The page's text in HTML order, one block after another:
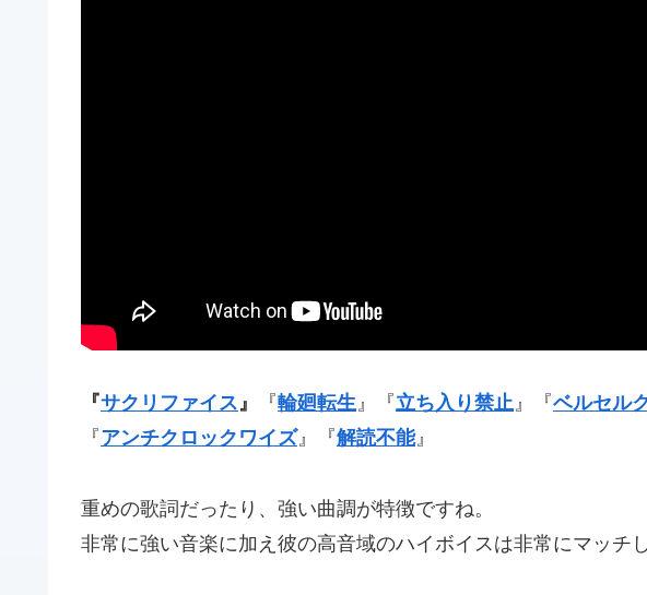
『サクリファイス』 『輪廻転生』『立ち入り禁止』『ベルセル
『アンチクロックワイズ』『解読不能』
重めの歌詞だったり、強い曲調が特徴ですね。
非常に強い音楽に加え彼の高音域のハイボイスは非常にマッチ